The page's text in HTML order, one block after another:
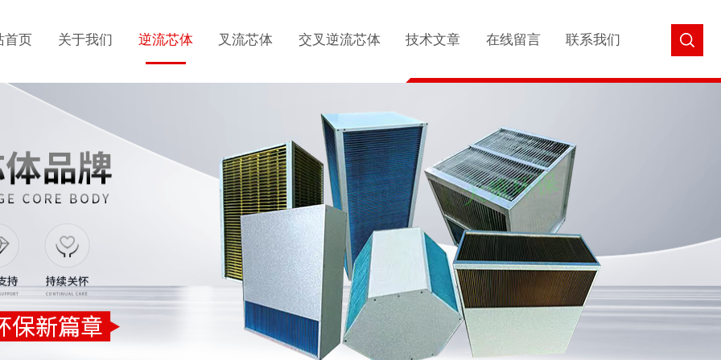
首页 关于我们 逆流芯体 叉流芯体 交叉逆流芯体 技术文章 在线留言 联系我们